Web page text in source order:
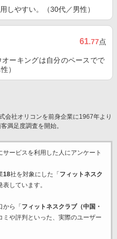
しやすい。（30代／男性）
61.77点
ーキングは自分のペースでで
）
会社オリコンを前身企業に1967年より
満足度調査を開始。
サービスを利用した 人にアンケート
18社を対象にした「 フィットネスク
表しています。
ら「 フィットネスクラブ（中国・
ミや評判といった、実際のユーザー